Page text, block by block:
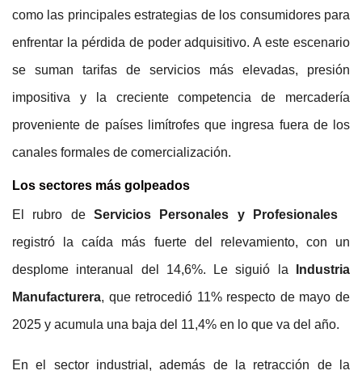
como las principales estrategias de los consumidores para
enfrentar la pérdida de poder adquisitivo. A este escenario
se suman tarifas de servicios más elevadas, presión
impositiva y la creciente competencia de mercadería
proveniente de países limítrofes que ingresa fuera de los
canales formales de comercialización.
Los sectores más golpeados
El rubro de Servicios Personales y Profesionales
registró la caída más fuerte del relevamiento, con un
desplome interanual del 14,6%. Le siguió la
Industria
Manufacturera, que retrocedió 11% respecto de mayo de
2025 y acumula una baja del 11,4% en lo que va del año.
En el sector industrial, además de la retracción de la